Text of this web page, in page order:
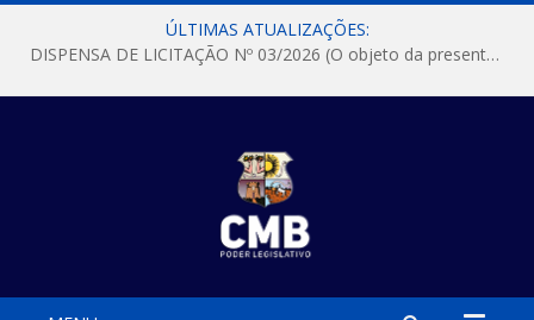
ÚLTIMAS ATUALIZAÇÕES:
DISPENSA DE LICITAÇÃO Nº 03/2026 (O objeto da presente dispensa é a escolha da proposta mais vantajosa para a aquisição, de aparelhos de ar condicionado, tipo Split, com material de instalação e fogão industrial, conforme condições, quantidades e exigências estabelecidas no termo de referencia e neste aviso de contratação direta e seus anexos)